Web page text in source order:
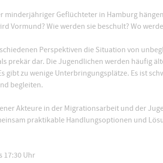
Geflüchteter in Hamburg
Vormund? Wie werden sie beschult? Wo
Perspektiven die Situation von
prekär dar. Die Jugendlichen werden häufig
gibt zu wenige Unterbringungsplätze. Es ist
begleiten.
Akteure in der Migrationsarbeit und der
praktikable Handlungsoptionen und
17:30 Uhr